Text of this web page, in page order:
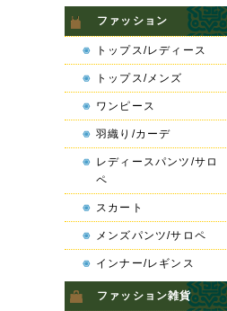
ファッション
トップス/レディース
トップス/メンズ
ワンピース
羽織り/カーデ
レディースパンツ/サロ
ペ
スカート
メンズパンツ/サロペ
インナー/レギンス
ファッション雑貨